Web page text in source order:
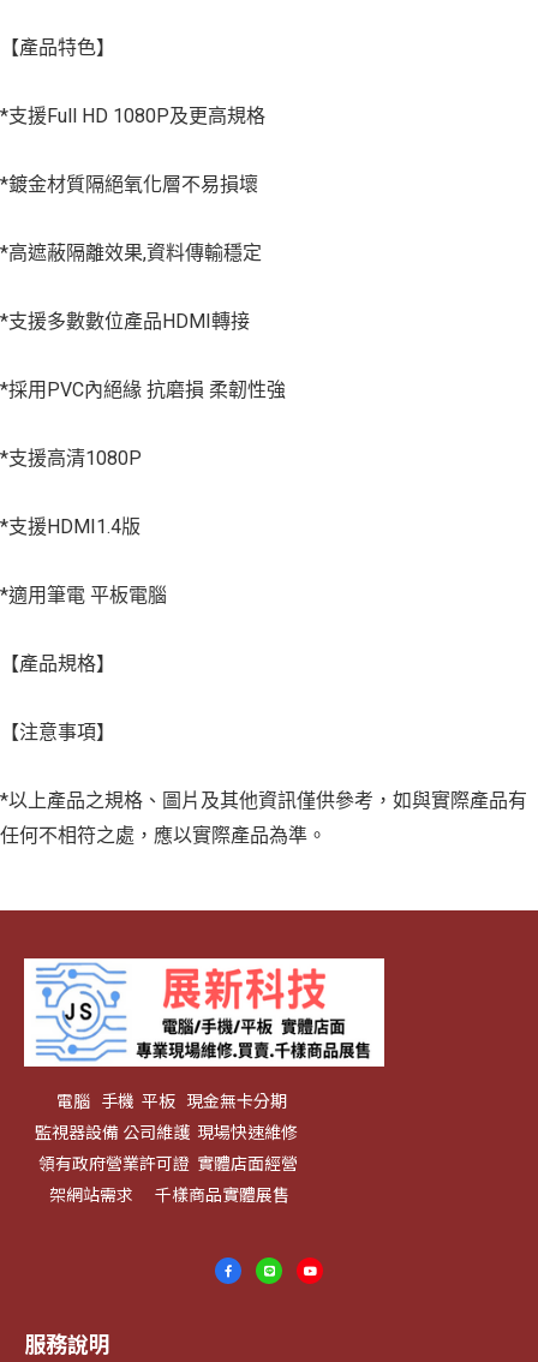
【產品特色】
*支援Full HD 1080P及更高規格
*鍍金材質隔絕氧化層不易損壞
*高遮蔽隔離效果,資料傳輸穩定
*支援多數數位產品HDMI轉接
*採用PVC內絕緣 抗磨損 柔韌性強
*支援高清1080P
*支援HDMI1.4版
*適用筆電 平板電腦
【產品規格】
【注意事項】
*以上產品之規格、圖片及其他資訊僅供參考，如與實際產品有
任何不相符之處，應以實際產品為準。
電腦 手機 平板 現金無卡分期
監視器設備 公司維護 現場快速維修
領有政府營業許可證 實體店面經營
架網站需求 千樣商品實體展售
服務說明